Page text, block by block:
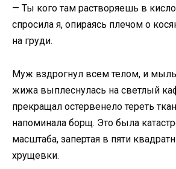
— Ты кого там растворяешь в
спросила я, опираясь плечом о
на груди.
Муж вздрогнул всем телом, и
жижа выплеснулась на светлый
прекращал остервенело тереть
напоминала борщ. Это была
масштаба, запертая в пяти
хрущевки.